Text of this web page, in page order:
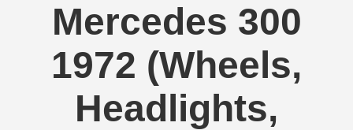
Mercedes 300
1972 (Wheels,
Headlights,